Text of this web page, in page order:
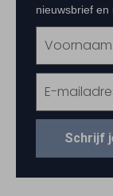
nieuwsbrief en
Schrijf